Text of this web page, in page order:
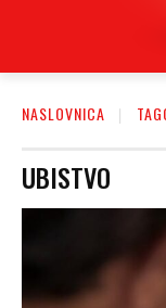
NASLOVNICA
UBISTVO